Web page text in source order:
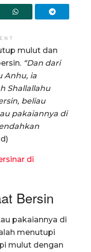
mulut dan
“Dan dari
Anhu, ia
Shallallahu
beliau
pakaiannya di
di
Bersin
pakaiannya di
menutupi
mulut dengan